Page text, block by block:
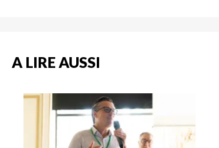
A LIRE AUSSI